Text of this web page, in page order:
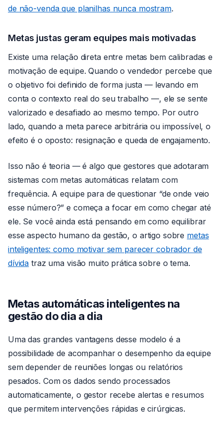
de não-venda que planilhas nunca mostram.
Metas justas geram equipes mais motivadas
Existe uma relação direta entre metas bem calibradas e
motivação de equipe. Quando o vendedor percebe que
o objetivo foi definido de forma justa — levando em
conta o contexto real do seu trabalho —, ele se sente
valorizado e desafiado ao mesmo tempo. Por outro
lado, quando a meta parece arbitrária ou impossível, o
efeito é o oposto: resignação e queda de engajamento.
Isso não é teoria — é algo que gestores que adotaram
sistemas com metas automáticas relatam com
frequência. A equipe para de questionar “de onde veio
esse número?” e começa a focar em como chegar até
ele. Se você ainda está pensando em como equilibrar
esse aspecto humano da gestão, o artigo sobre metas
inteligentes: como motivar sem parecer cobrador de
dívida traz uma visão muito prática sobre o tema.
Metas automáticas inteligentes na
gestão do dia a dia
Uma das grandes vantagens desse modelo é a
possibilidade de acompanhar o desempenho da equipe
sem depender de reuniões longas ou relatórios
pesados. Com os dados sendo processados
automaticamente, o gestor recebe alertas e resumos
que permitem intervenções rápidas e cirúrgicas.